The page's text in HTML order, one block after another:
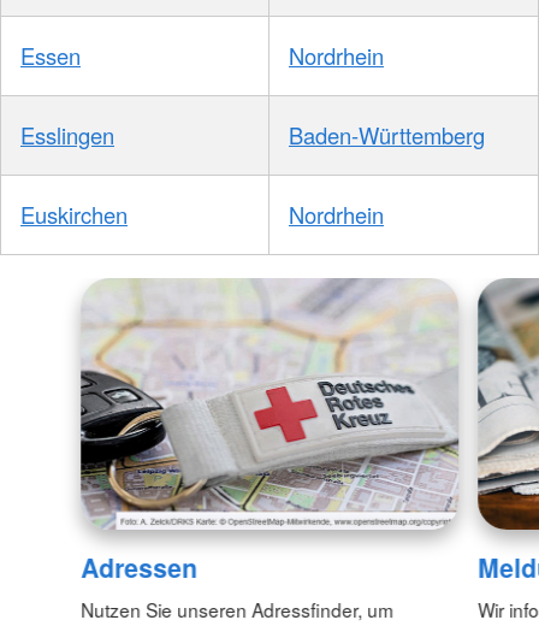
Essen Nordrhein
Esslingen Baden-Württemberg
Euskirchen Nordrhein
Adressen
Nutzen Sie unseren Adressfinder, um
Wir